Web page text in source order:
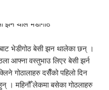
भेडीगोठ बेसी झन थालेका छन् ।
आफ्ना वस्तुभाउ लिएर बेसी झर्न
गोठालाहरु दसैँको पहिलो दिन
। महिनौँ लेकमा बसेका गोठलाहरु